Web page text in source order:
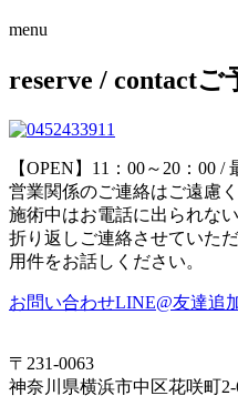
menu
reserve / contactご
【OPEN】11：00～20：00 /
営業関係のご連絡はご遠慮
施術中はお電話に出られな
折り返しご連絡させていた
用件をお話しください。
お問い合わせLINE@友達追
〒231-0063
神奈川県横浜市中区花咲町